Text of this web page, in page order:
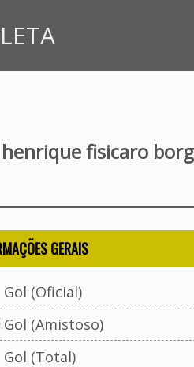
fisicaro
GERAIS
Gol (Oficial)
Gol (Amistoso)
Gol (Total)